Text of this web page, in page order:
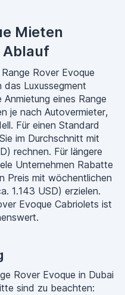
Mieten
Ablauf
Rover Evoque
das Luxussegment
eines Range
je nach Autovermieter,
Für einen Standard
im Durchschnitt mit
rechnen. Für längere
Unternehmen Rabatte
Preis mit wöchentlichen
1.143 USD) erzielen.
Evoque Cabriolets ist
Rover Evoque in Dubai
sind zu beachten: